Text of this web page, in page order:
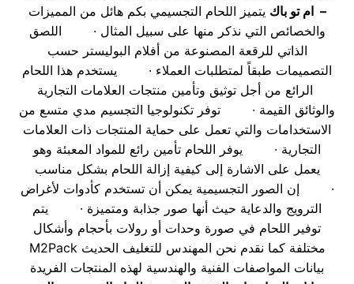
– ام تو باك يتميز اللحام التجسيمي بكم هائل من المميزات
والخصائص التي نذكر منها على سبيل المثال · اللصق
الذاتي للرقعة المصنوعة من أفلام البوليستر حسب
التصميمات طبقاً لمتطلبات العملاء · يستخدم هذا اللحام
الرائع من أجل توثيق وتأمين منتجات العلامات التجارية
والوثائق القيمة · توفر تكنولوجيا التجسيم مدي متسع من
الاستخدامات والتي تعمل على حماية المنتجات ذات العلامات
التجارية · يوفر اللحام تأمين رائع للمواد المعبئة وهو
يعمل على الاشارة إلى كيفية إزالة اللحام بشكل مناسب
· إن الصور التجسيمية يمكن أن تستخدم كأدوات لأغراض
الترويج والدعاية حيث أنها صور جذابة ومتميزة · يتم
توفير اللحام في صورة وحدات أو رولات بأحجام وأشكال
مختلفة كما نقدم نحن المهندس للتغليف الحديث M2Pack
بيانات المواصفات الفنية والهندسية لهذه المنتجات الفريدة